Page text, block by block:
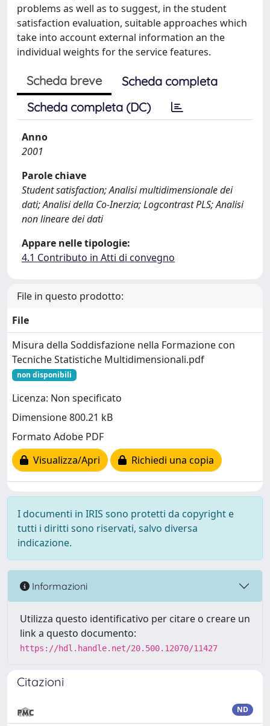
problems as well as to suggest, in the student
satisfaction evaluation, suitable approaches which
take into account external information an the
individual weights for the service features.
Scheda breve
Scheda completa
Scheda completa (DC)
Anno
2001
Parole chiave
Student satisfaction; Analisi multidimensionale dei
dati; Analisi della Co-Inerzia; Logcontrast PLS; Analisi
non lineare dei dati
Appare nelle tipologie:
4.1 Contributo in Atti di convegno
File in questo prodotto:
File
Misura della Soddisfazione nella Formazione con
Tecniche Statistiche Multidimensionali.pdf
non disponibili
Licenza: Non specificato
Dimensione 800.21 kB
Formato Adobe PDF
Visualizza/Apri
Richiedi una copia
I documenti in IRIS sono protetti da copyright e
tutti i diritti sono riservati, salvo diversa
indicazione.
Informazioni
Utilizza questo identificativo per citare o creare un
link a questo documento:
https://hdl.handle.net/20.500.12070/11427
Citazioni
ND